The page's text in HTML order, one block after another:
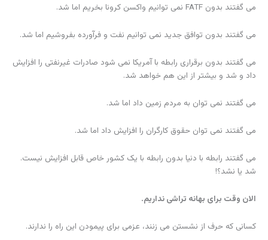
می گفتند بدون FATF نمی توانیم واکسن کرونا بخریم اما شد.
می گفتند بدون توافق جدید نمی توانیم نفت و فرآورده بفروشیم اما شد.
می گفتند بدون برقراری رابطه با آمریکا نمی شود صادرات غیرنفتی را افزایش
داد و شد و بیشتر از این هم خواهد شد.
می گفتند نمی توان به مردم زمین داد اما شد.
می گفتند نمی توان حقوق کارگران را افزایش داد اما شد.
می گفتند رابطه با دنیا بدون رابطه با یک کشور خاص قابل افزایش نیست.
شد یا نشد؟!
الان وقت برای بهانه تراشی نداریم.
کسانی که حرف از نشستن می زنند، عزمی برای پیمودن این راه را ندارند.